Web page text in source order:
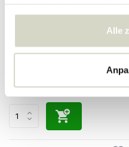
gesammelt haben.
Alle
Wasabi-Becher weiß 6er-Set
• Auf Lager